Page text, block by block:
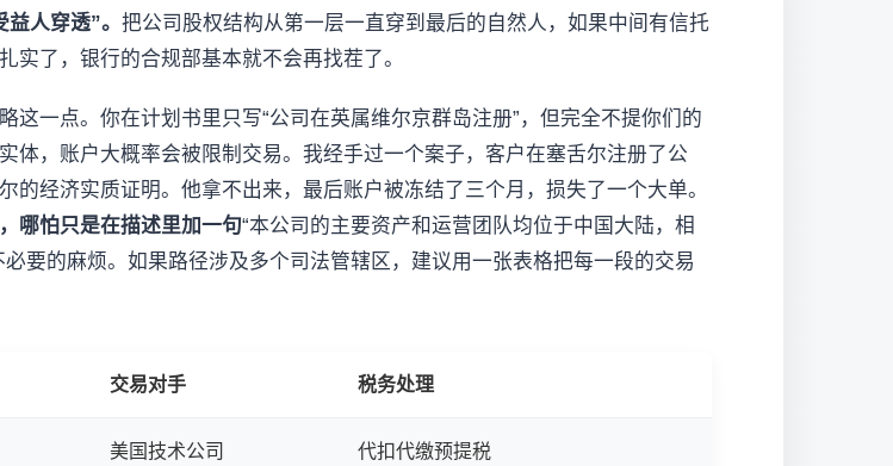
人穿透”。 把公司股权结构从第一层一直穿到最后的自然人，如果中间有信托
实了，银行的合规部基本就不会再找茬了。
一点。你在计划书里只写“公司在英属维尔京群岛注册”，但完全不提你们的
体，账户大概率会被限制交易。我经手过一个案子，客户在塞舌尔注册了公
经济实质证明。他拿不出来，最后账户被冻结了三个月，损失了一个大单。
哪怕只是在描述里加一句“本公司的主要资产和运营团队均位于中国大陆，相
要的麻烦。如果路径涉及多个司法管辖区，建议用一张表格把每一段的交易
交易对手 税务处理
美国技术公司 代扣代缴预提税